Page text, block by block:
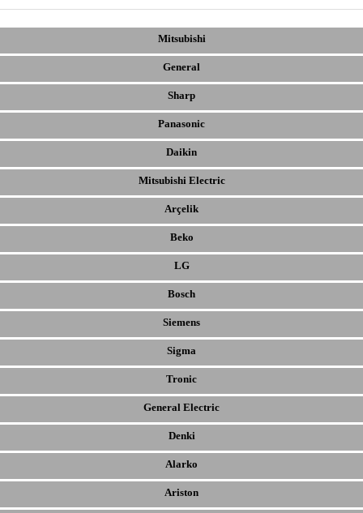
Mitsubishi
General
Sharp
Panasonic
Daikin
Mitsubishi Electric
Arçelik
Beko
LG
Bosch
Siemens
Sigma
Tronic
General Electric
Denki
Alarko
Ariston